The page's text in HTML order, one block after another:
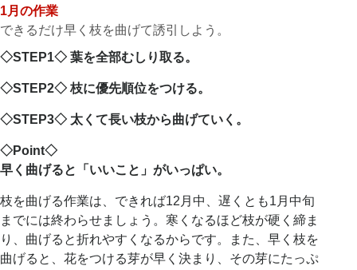
1月の作業
できるだけ早く枝を曲げて誘引しよう。
◇STEP1◇ 葉を全部むしり取る。
◇STEP2◇ 枝に優先順位をつける。
◇STEP3◇ 太くて長い枝から曲げていく。
◇Point◇
早く曲げると「いいこと」がいっぱい。
枝を曲げる作業は、できれば12月中、遅くとも1月中旬
までには終わらせましょう。寒くなるほど枝が硬く締ま
り、曲げると折れやすくなるからです。また、早く枝を
曲げると、花をつける芽が早く決まり、その芽にたっぷ